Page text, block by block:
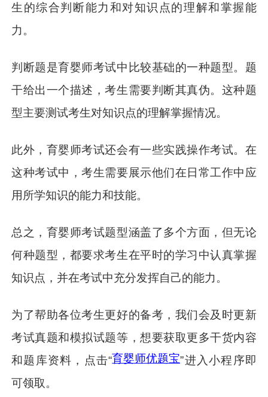
生的综合判断能力和对知识点的理解和掌握能
力。
判断题是育婴师考试中比较基础的一种题型。题
干给出一个描述，考生需要判断其真伪。这种题
型主要测试考生对知识点的理解掌握情况。
此外，育婴师考试还会有一些实践操作考试。在
这种考试中，考生需要展示他们在日常工作中应
用所学知识的能力和技能。
总之，育婴师考试题型涵盖了多个方面，但无论
何种题型，都要求考生在平时的学习中认真掌握
知识点，并在考试中充分发挥自己的能力。
为了帮助各位考生更好的备考，我们会及时更新
考试真题和模拟试题等，想要获取更多干货内容
和题库资料，点击“育婴师优题宝”进入小程序即
可领取。